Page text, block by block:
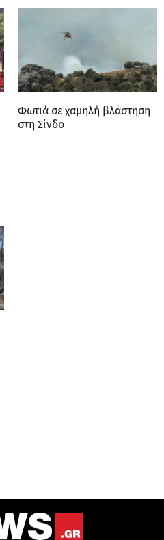
Φωτιά σε χαμηλή βλάστηση
στη Σίνδο